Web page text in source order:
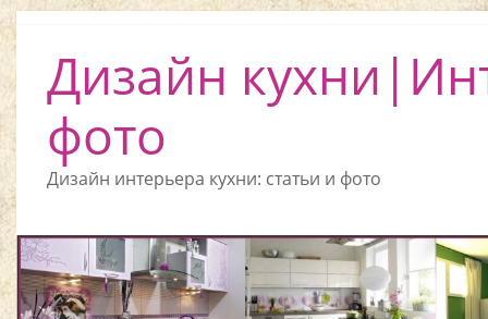
Дизайн
фото
Дизайн интерьера кухни: статьи и фото